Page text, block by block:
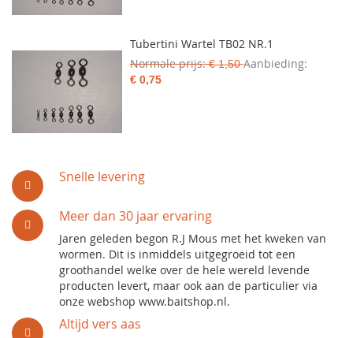
Snelle levering
Meer dan 30 jaar ervaring
Jaren geleden begon R.J Mous met het kweken van
wormen. Dit is inmiddels uitgegroeid tot een
groothandel welke over de hele wereld levende
producten levert, maar ook aan de particulier via
onze webshop www.baitshop.nl.
Altijd vers aas
Tubertini Wartel TB02 NR.1
Normale prijs € 1,50 Aanbieding
€ 0,75